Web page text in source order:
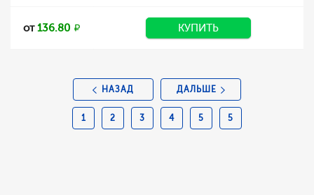
от136.80 КУПИТЬ
НАЗАД
1 2 3 4 5 5
ДАЛЬШЕ